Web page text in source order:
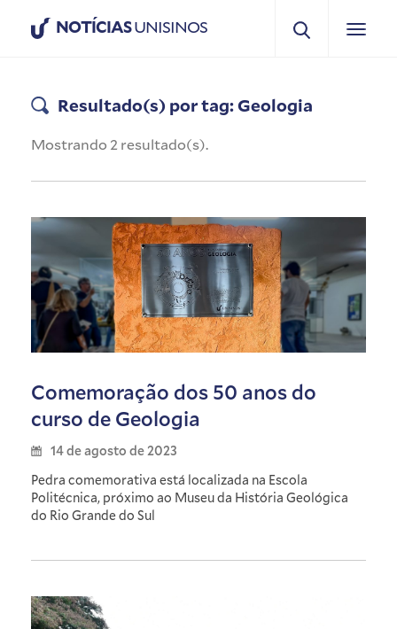
NOTÍCIASUNISINOS
Resultado(s) por tag: Geologia
Mostrando 2 resultado(s).
Comemoração dos 50 anos do
curso de Geologia
14 de agosto de 2023
Pedra comemorativa está localizada na Escola
Politécnica, próximo ao Museu da História Geológica
do Rio Grande do Sul